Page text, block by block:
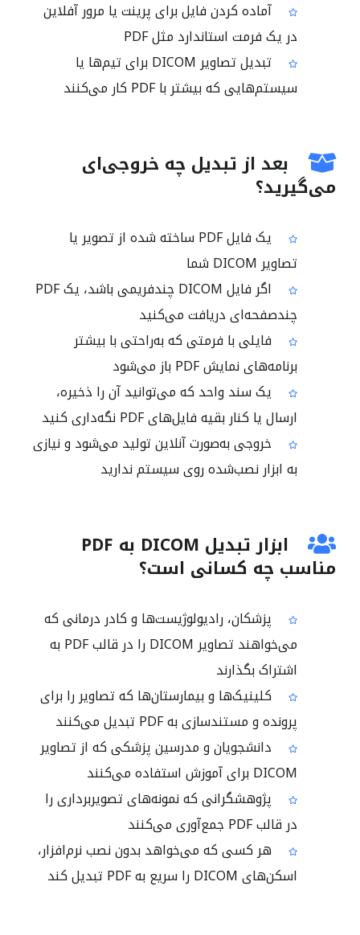
آماده کردن فایل برای پرینت یا مرور آفلاین
در یک فرمت استاندارد مثل PDF
تبدیل تصاویر DICOM برای تیم‌ها یا
سیستم‌هایی که بیشتر با PDF کار می‌کنند
بعد از تبدیل چه خروجی‌ای
می‌گیرید؟
یک فایل PDF ساخته شده از تصویر یا
تصاویر DICOM شما
اگر فایل DICOM چندفریمی باشد، یک PDF
چندصفحه‌ای دریافت می‌کنید
فایلی با فرمتی که به‌راحتی با بیشتر
برنامه‌های نمایش PDF باز می‌شود
یک سند واحد که می‌توانید آن را ذخیره،
ارسال یا کنار بقیه فایل‌های PDF نگه‌داری کنید
خروجی به‌صورت آنلاین تولید می‌شود و نیازی
به ابزار نصب‌شده روی سیستم ندارید
ابزار تبدیل DICOM به PDF
مناسب چه کسانی است؟
پزشکان، رادیولوژیست‌ها و کادر درمانی که
می‌خواهند تصاویر DICOM را در قالب PDF به
اشتراک بگذارند
کلینیک‌ها و بیمارستان‌ها که تصاویر را برای
پرونده و مستندسازی به PDF تبدیل می‌کنند
دانشجویان و مدرسین پزشکی که از تصاویر
DICOM برای آموزش استفاده می‌کنند
پژوهشگرانی که نمونه‌های تصویربرداری را
در قالب PDF جمع‌آوری می‌کنند
هر کسی که می‌خواهد بدون نصب نرم‌افزار،
اسکن‌های DICOM را سریع به PDF تبدیل کند